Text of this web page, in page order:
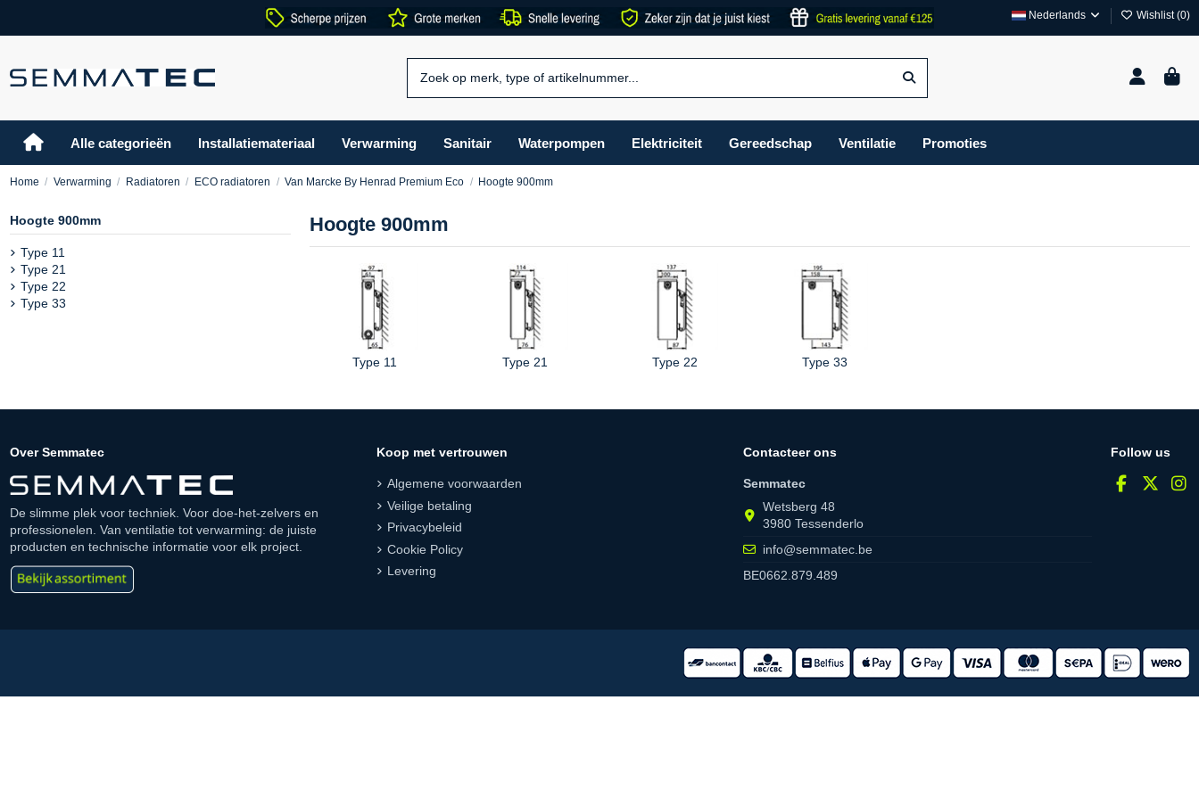
Nederlands Wishlist (0)
Alle categorieën Installatiemateriaal Verwarming Sanitair Waterpompen Elektriciteit Gereedschap Ventilatie Promoties
Home Verwarming Radiatoren ECO radiatoren Van Marcke By Henrad Premium Eco Hoogte 900mm
Hoogte 900mm
Type 11 Type 21 Type 22 Type 33
Hoogte 900mm
Type 11
Type 21
Type 22
Type 33
Over Semmatec
De slimme plek voor techniek. Voor doe-het-zelvers en
professionelen. Van ventilatie tot verwarming: de juiste
producten en technische informatie voor elk project.
Koop met vertrouwen
Algemene voorwaarden
Veilige betaling
Privacybeleid
Cookie Policy
Levering
Contacteer ons
Semmatec
Wetsberg 48
3980 Tessenderlo
info@semmatec.be
BE0662.879.489
Follow us